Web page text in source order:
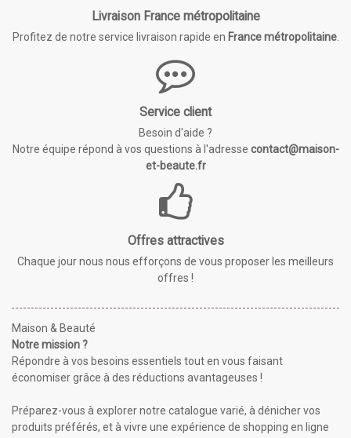
Livraison France métropolitaine
Profitez de notre service livraison rapide en France métropolitaine.
Service client
Besoin d'aide ?
Notre équipe répond à vos questions à l'adresse contact@maison-
et-beaute.fr
Offres attractives
Chaque jour nous nous efforçons de vous proposer les meilleurs
offres !
Maison & Beauté
Notre mission ?
Répondre à vos besoins essentiels tout en vous faisant
économiser grâce à des réductions avantageuses !
Préparez-vous à explorer notre catalogue varié, à dénicher vos
produits préférés, et à vivre une expérience de shopping en ligne